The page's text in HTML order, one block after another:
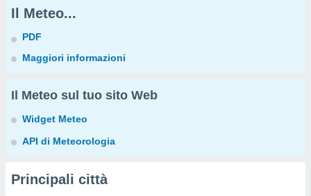
Il Meteo...
PDF
Maggiori informazioni
Il Meteo sul tuo sito Web
Widget Meteo
API di Meteorologia
Principali città